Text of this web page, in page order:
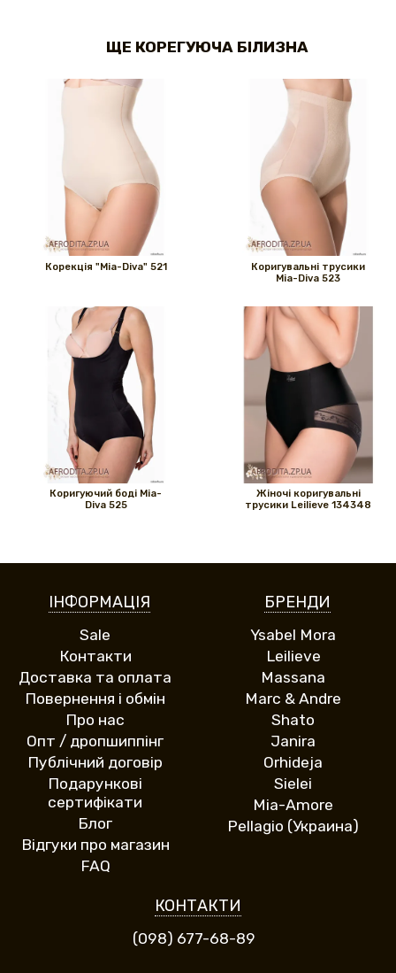
ЩЕ КОРЕГУЮЧА БІЛИЗНА
Корекція "Mia-Diva" 521
Коригувальні трусики
Mia-Diva 523
Коригуючий боді Mia-
Diva 525
Жіночі коригувальні
трусики Leilieve 134348
ІНФОРМАЦІЯ
Sale
Контакти
Доставка та оплата
Повернення і обмін
Про нас
Опт / дропшиппінг
Публічний договір
Подарункові
сертифікати
Блог
Відгуки про магазин
FAQ
БРЕНДИ
Ysabel Mora
Leilieve
Massana
Marc & Andre
Shato
Janira
Orhideja
Sielei
Mia-Amore
Pellagio (Украина)
КОНТАКТИ
(098) 677-68-89